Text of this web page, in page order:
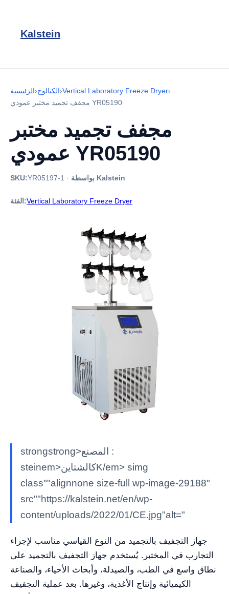
Kalstein
الرئيسية›الكتالوج›Vertical Laboratory Freeze Dryer›
مجفف تجميد مختبر عمودي YR05190
مجفف تجميد مختبر
عمودي YR05190
SKU:YR05197-1 · بواسطة Kalstein
الفئة:Vertical Laboratory Freeze Dryer
strongstrong>المصنع :
steinem>كالشتاينK/em> simg
class""alignnone size-full wp-image-29188"
src""https://kalstein.net/en/wp-
content/uploads/2022/01/CE.jpg"alt="
جهاز التجفيف بالتجميد من النوع القياسي مناسب لإجراء
التجارب في المختبر. يُستخدم جهاز التجفيف بالتجميد على
نطاق واسع في الطب، والصيدلة، وأبحاث الأحياء، والصناعة
الكيميائية وإنتاج الأغذية، وغيرها. بعد عملية التجفيف